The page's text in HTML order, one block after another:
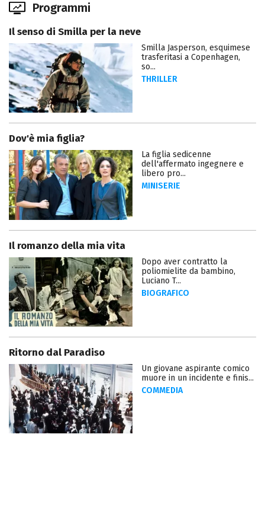
Programmi
Il senso di Smilla per la neve
Smilla Jasperson, esquimese
trasferitasi a Copenhagen,
so...
THRILLER
Dov'è mia figlia?
La figlia sedicenne
dell'affermato ingegnere e
libero pro...
MINISERIE
Il romanzo della mia vita
Dopo aver contratto la
poliomielite da bambino,
Luciano T...
BIOGRAFICO
Ritorno dal Paradiso
Un giovane aspirante comico
muore in un incidente e finis...
COMMEDIA